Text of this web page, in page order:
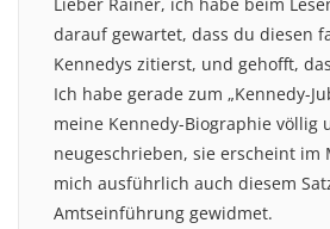
darauf gewartet, dass du diesen
Kennedys zitierst, und gehofft,
Ich habe gerade zum „Kennedy-
meine Kennedy-Biographie völlig
neugeschrieben, sie erscheint im
mich ausführlich auch diesem
Amtseinführung gewidmet.